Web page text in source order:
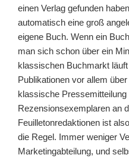
einen Verlag gefunden
automatisch eine groß
eigene Buch. Wenn ein
man sich schon über ein
klassischen Buchmarkt
Publikationen vor allem
klassische
Rezensionsexemplaren an
Feuilletonredaktionen ist
die Regel. Immer weniger
Marketingabteilung, und